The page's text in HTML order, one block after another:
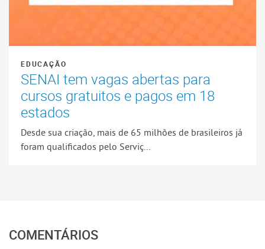
EDUCAÇÃO
SENAI tem vagas abertas para
cursos gratuitos e pagos em 18
estados
Desde sua criação, mais de 65 milhões de brasileiros já
foram qualificados pelo Serviç...
COMENTÁRIOS